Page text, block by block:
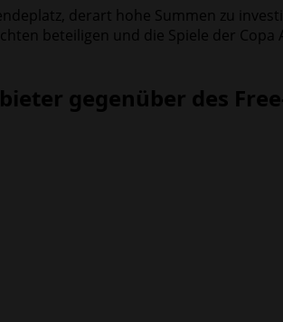
derart hohe Summen zu
beteiligen und die Spiele der Copa
gegenüber des